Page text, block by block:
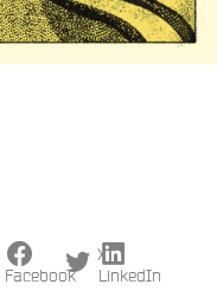
Facebook
X
LinkedIn